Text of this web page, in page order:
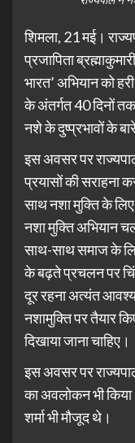
शिमला, 21 मई।
प्रजापिता
भारत’ अभियान को
के अंतर्गत 40 दिनों तक
नशे के दुष्प्रभावों के
इस अवसर पर
प्रयासों की सराहना
साथ नशा मुक्ति के लिए
नशा मुक्ति अभियान
साथ-साथ समाज के
के बढ़ते प्रचलन पर
दूर रहना अत्यंत
नशामुक्ति पर तैयार
दिखाया जाना चाहिए।
इस अवसर पर
का अवलोकन भी
शर्मा भी मौजूद थे।